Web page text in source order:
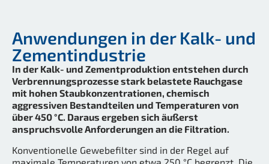
Anwendungen in der Kalk- und
Zementindustrie
In der Kalk- und Zementproduktion entstehen durch
Verbrennungsprozesse stark belastete Rauchgase
mit hohen Staubkonzentrationen, chemisch
aggressiven Bestandteilen und Temperaturen von
über 450 °C. Daraus ergeben sich äußerst
anspruchsvolle Anforderungen an die Filtration.
Konventionelle Gewebefilter sind in der Regel auf
maximale Temperaturen von etwa 250 °C begrenzt. Die